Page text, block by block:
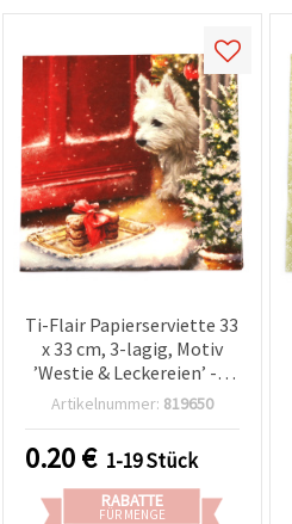
Ti-Flair Papierserviette 33
x 33 cm, 3-lagig, Motiv
’Westie & Leckereien’ - 1
Stück, für
Artikelnummer: 819650
0.20€ 1-19 Stück
RABATTE
FÜR MENGE